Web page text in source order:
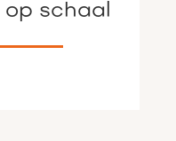
op schaal